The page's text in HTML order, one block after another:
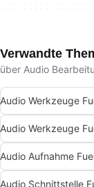
Verwandte
über Audio
Audio Werkzeuge
Audio Werkzeuge
Audio Aufnahme
Audio Schnittstelle